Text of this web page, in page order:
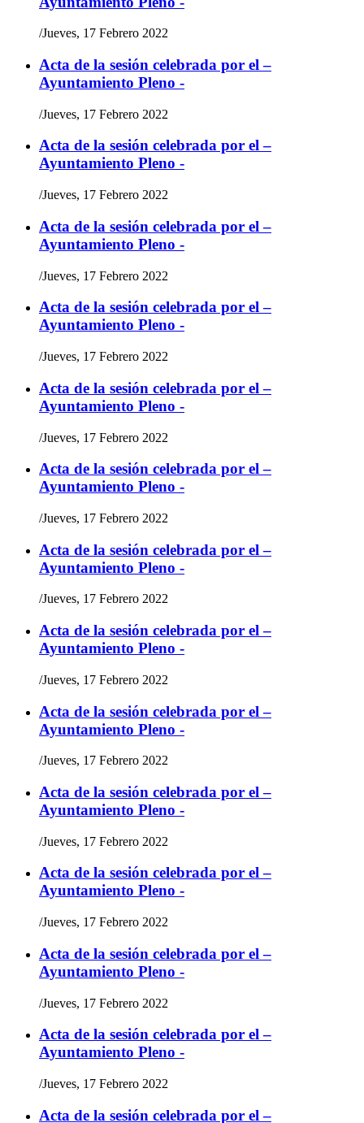
/Jueves, 17 Febrero 2022
Acta de la sesión celebrada por el –
Ayuntamiento Pleno -
/Jueves, 17 Febrero 2022
Acta de la sesión celebrada por el –
Ayuntamiento Pleno -
/Jueves, 17 Febrero 2022
Acta de la sesión celebrada por el –
Ayuntamiento Pleno -
/Jueves, 17 Febrero 2022
Acta de la sesión celebrada por el –
Ayuntamiento Pleno -
/Jueves, 17 Febrero 2022
Acta de la sesión celebrada por el –
Ayuntamiento Pleno -
/Jueves, 17 Febrero 2022
Acta de la sesión celebrada por el –
Ayuntamiento Pleno -
/Jueves, 17 Febrero 2022
Acta de la sesión celebrada por el –
Ayuntamiento Pleno -
/Jueves, 17 Febrero 2022
Acta de la sesión celebrada por el –
Ayuntamiento Pleno -
/Jueves, 17 Febrero 2022
Acta de la sesión celebrada por el –
Ayuntamiento Pleno -
/Jueves, 17 Febrero 2022
Acta de la sesión celebrada por el –
Ayuntamiento Pleno -
/Jueves, 17 Febrero 2022
Acta de la sesión celebrada por el –
Ayuntamiento Pleno -
/Jueves, 17 Febrero 2022
Acta de la sesión celebrada por el –
Ayuntamiento Pleno -
/Jueves, 17 Febrero 2022
Acta de la sesión celebrada por el –
Ayuntamiento Pleno -
/Jueves, 17 Febrero 2022
Acta de la sesión celebrada por el –